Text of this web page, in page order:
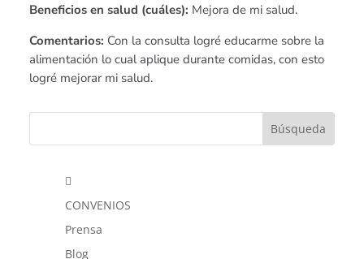
Beneficios en salud (cuáles): Mejora de mi salud.
Comentarios: Con la consulta logré educarme sobre la
alimentación lo cual aplique durante comidas, con esto
logré mejorar mi salud.

CONVENIOS
Prensa
Blog